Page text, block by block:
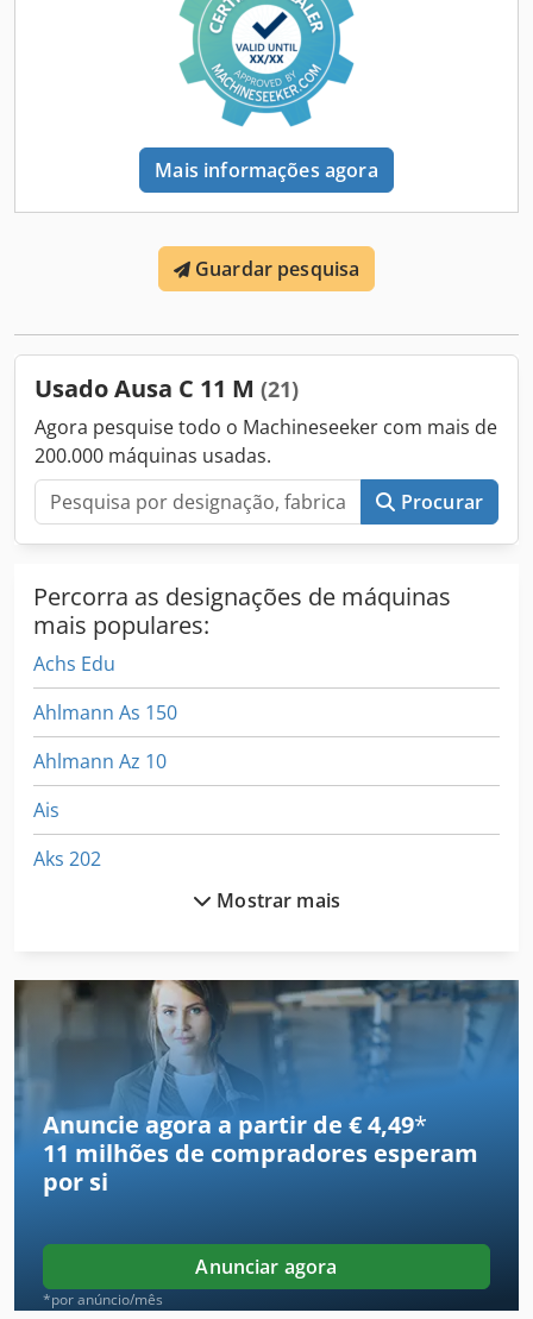
Mais informações agora
Guardar pesquisa
Usado Ausa C 11 M (21)
Agora pesquise todo o Machineseeker com mais de
200.000 máquinas usadas.
Procurar
Percorra as designações de máquinas
mais populares:
Achs Edu
Ahlmann As 150
Ahlmann Az 10
Ais
Aks 202
Amazone Ed 451 K
Ausa
Ausa 150
Ausa 150 Ahg
Ausa 150 Dg
Ausa 150 Dh
Ausa 200 Rm
Mostrar mais
Anuncie agora a partir de € 4,49*
11 milhões de compradores esperam
por si
Anunciar agora
*por anúncio/mês